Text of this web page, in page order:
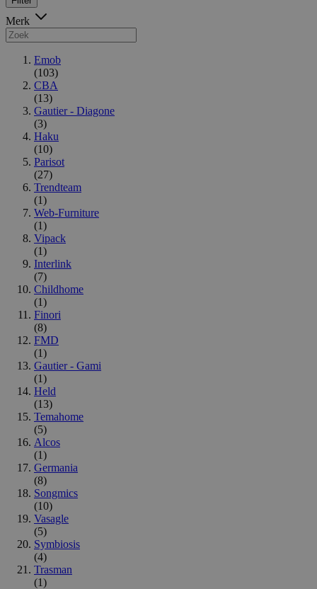
Merk
Emob
(103)
CBA
(13)
Gautier - Diagone
(3)
Haku
(10)
Parisot
(27)
Trendteam
(1)
Web-Furniture
(1)
Vipack
(1)
Interlink
(7)
Childhome
(1)
Finori
(8)
FMD
(1)
Gautier - Gami
(1)
Held
(13)
Temahome
(5)
Alcos
(1)
Germania
(8)
Songmics
(10)
Vasagle
(5)
Symbiosis
(4)
Trasman
(1)